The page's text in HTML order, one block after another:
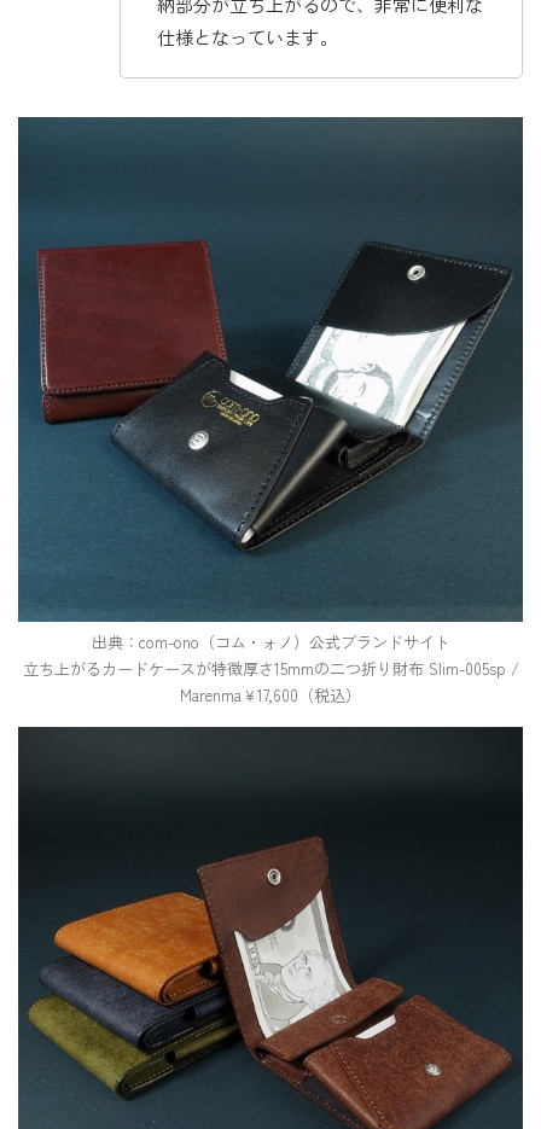
仕様となっています。
出典：com-ono（コム・ォノ）公式ブランドサイト
立ち上がるカードケースが特徴厚さ15mmの二つ折り財布 Slim-005sp /
Marenma￥17,600（税込）